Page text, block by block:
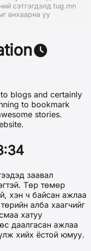
сэтгэгдэлд tug.mn
анхаарна уу
blogs and certainly
to bookmark
stories.
заавал
Төр төмөр
хэн ч байсан ажлаа
алба хаагчийг
хатуу
даалгасан ажлаа
хийх ёстой юмуу.